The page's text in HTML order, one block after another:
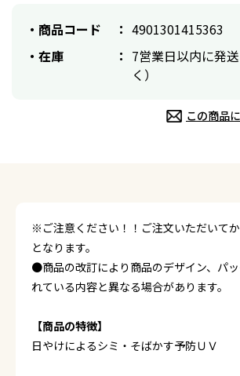
商品コード
4901301415363
在庫
7営業日以内に発
く）
この商品
※ご注意ください！！ご注文いただいて
となります。
●商品の改訂により商品のデザイン、パ
れている内容と異なる場合があります。
【商品の特徴】
日やけによるシミ・そばかす予防ＵＶ